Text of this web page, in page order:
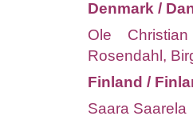
Denmark /
Ole
Rosendahl,
Finland /
Saara Saarela